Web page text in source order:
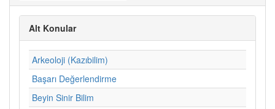
Alt Konular
Arkeoloji (Kazıbilim)
Başarı Değerlendirme
Beyin Sinir Bilim